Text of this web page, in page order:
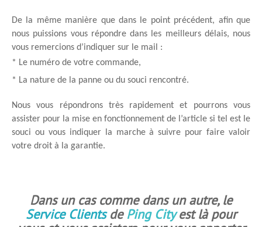
De la même manière que dans le point précédent, afin que
nous puissions vous répondre dans les meilleurs délais, nous
vous remercions d’indiquer sur le mail :
* Le numéro de votre commande,
* La nature de la panne ou du souci rencontré.
Nous vous répondrons très rapidement et pourrons vous
assister pour la mise en fonctionnement de l’article si tel est le
souci ou vous indiquer la marche à suivre pour faire valoir
votre droit à la garantie.
Dans un cas comme dans un autre, le
Service ClientsdePing Cityest là pour